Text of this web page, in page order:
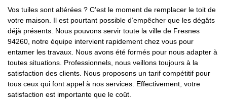
Vos tuiles sont altérées ? C’est le moment de remplacer le toit de
votre maison. Il est pourtant possible d’empêcher que les dégâts
déjà présents. Nous pouvons servir toute la ville de Fresnes
94260, notre équipe intervient rapidement chez vous pour
entamer les travaux. Nous avons été formés pour nous adapter à
toutes situations. Professionnels, nous veillons toujours à la
satisfaction des clients. Nous proposons un tarif compétitif pour
tous ceux qui font appel à nos services. Effectivement, votre
satisfaction est importante que le coût.